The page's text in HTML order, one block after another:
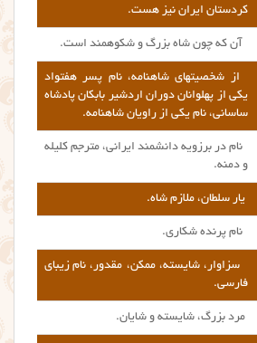
کردستان ایران نیز هست.
آن که چون شاه بزرگ و شکوهمند است.
از شخصیتهای شاهنامه، نام پسر هفتواد
یکی از پهلوانان دوران اردشیر بابکان پادشاه
ساسانی، نام یکی از راویان شاهنامه.
نام در برزویه دانشمند ایرانی، مترجم کلیله
و دمنه.
یار سلطان، ملازم شاه.
نام پرنده شکاری.
سزاوار، شایسته، ممکن، مقدور، نام زیبای
فارسی.
مرد بزرگ، شایسته و شایان.